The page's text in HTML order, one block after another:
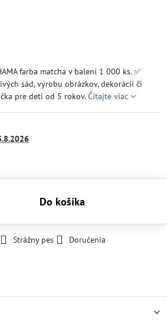
farba matcha v balení 1 000 ks. ✅
sád, výrobu obrázkov, dekorácií či
pre deti od 5 rokov.Čítajte viac
Do košíka
Strážny pes Doručenia